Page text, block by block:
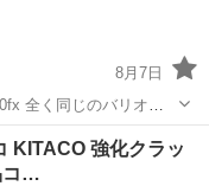
8月7日
全く同じのバリオス2
車台番号 ZR250C ・自
ていますので...
KITACO 強化クラッ
コ…